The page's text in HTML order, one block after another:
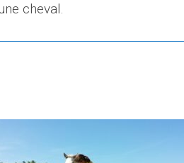
cheval.